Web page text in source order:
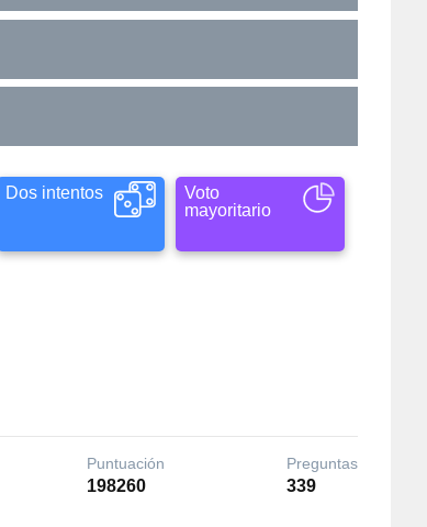
Dos intentos
Voto
mayoritario
Puntuación
198260
Preguntas
339